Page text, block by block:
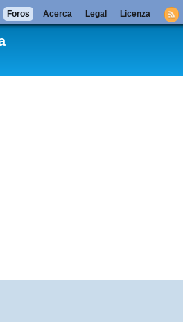
Foros Acerca Legal Licenza